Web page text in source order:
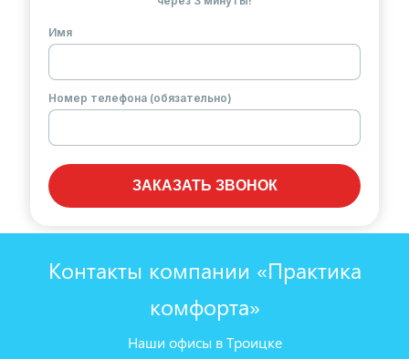
Имя
Номер телефона (обязательно)
ЗАКАЗАТЬ ЗВОНОК
Контакты компании «Практика
комфорта»
Наши офисы в Троицке